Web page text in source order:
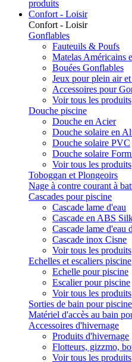
produits
Confort - Loisir
Confort - Loisir
Gonflables
Fauteuils & Poufs
Matelas Américains
Bouées Gonflables
Jeux pour plein air
Accessoires pour
Voir tous les produits
Douche piscine
Douche en Acier
Douche solaire en
Douche solaire PVC
Douche solaire
Voir tous les produits
Toboggan et Plongeoirs
Nage à contre courant à
Cascades pour piscine
Cascade lame d'eau
Cascade en ABS
Cascade lame d'eau
Cascade inox Cisne
Voir tous les produits
Echelles et escaliers piscine
Echelle pour piscine
Escalier pour piscine
Voir tous les produits
Sorties de bain pour piscine
Matériel d'accès au bain
Accessoires d'hivernage
Produits d'hivernage
Flotteurs, gizzmo,
Voir tous les produits